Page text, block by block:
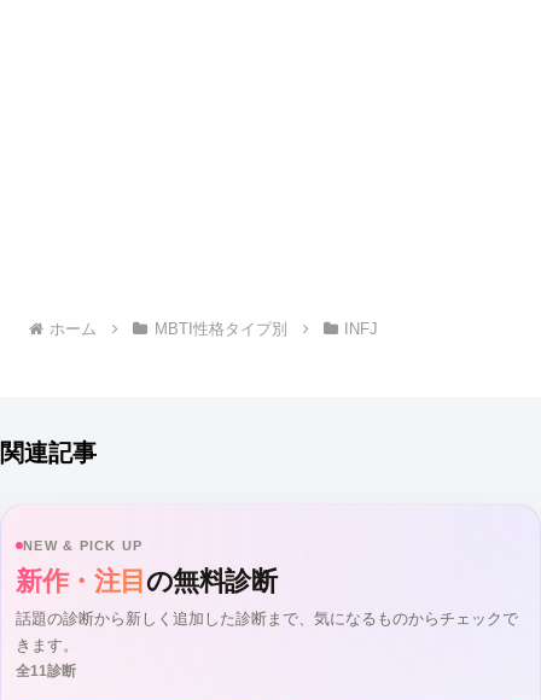
ホーム MBTI性格タイプ別 INFJ
関連記事
NEW & PICK UP
新作・注目 の無料診断
話題の診断から新しく追加した診断まで、気になるものからチェックで
きます。
全11診断